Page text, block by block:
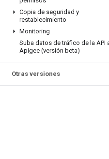
Copia de seguridad y
restablecimiento
Monitoring
Suba datos de tráfico de la API
Apigee (versión beta)
Otras versiones